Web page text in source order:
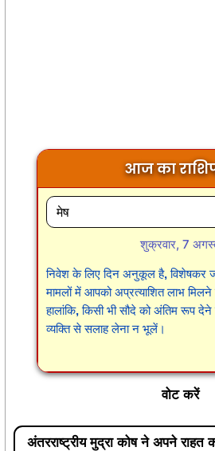
आज का
शुक्रवार, 7
निवेश के लिए दिन अनुकूल है, विशेषकर
मामलों में आपको अप्रत्याशित लाभ मिलने
हालांकि, किसी भी सौदे को अंतिम रूप
व्यक्ति से सलाह लेना न भूलें।
वोट करें
अंतरराष्ट्रीय मुद्रा कोष ने अपने राहत